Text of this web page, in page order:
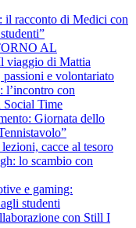
il racconto di Medici con
AL
di Mattia
e volontariato
l’incontro con
Time
Giornata dello
cacce al tesoro
lo scambio con
e gaming:
studenti
con Still I